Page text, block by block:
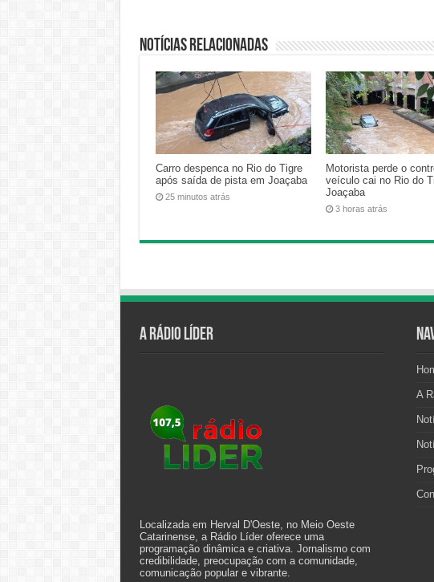
Notícias relacionadas
Carro despenca no Rio do Tigre
após saída de pista em Joaçaba
25 minutos atrás
Motorista perde o
veículo cai no Rio do
Joaçaba
3 horas atrás
A Rádio Líder
Localizada em Herval D'Oeste, no Meio Oeste
Catarinense, a Rádio Líder oferece uma
programação dinâmica e criativa. Jornalismo com
credibilidade, preocupação com a comunidade,
comunicação popular e vibrante.
A